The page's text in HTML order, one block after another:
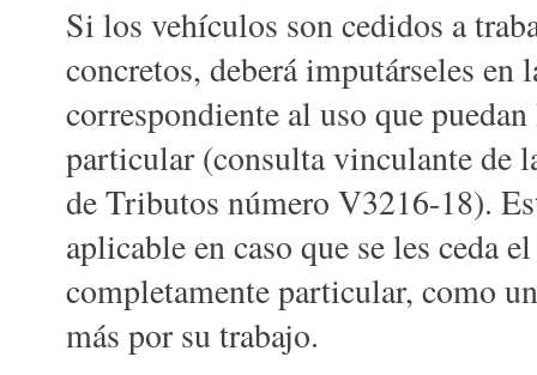
Si los vehículos son cedidos a
concretos, deberá imputárseles
correspondiente al uso que
particular (consulta vinculante de
de Tributos número V3216-18).
aplicable en caso que se les ceda
completamente particular, como
más por su trabajo.